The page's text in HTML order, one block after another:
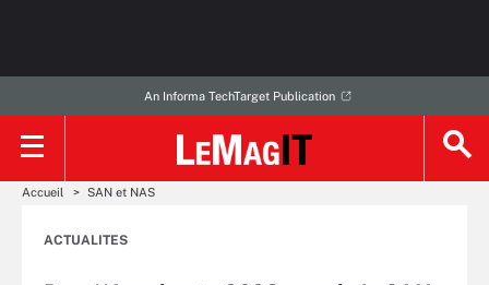
An Informa TechTarget Publication
Accueil SAN et NAS
ACTUALITES